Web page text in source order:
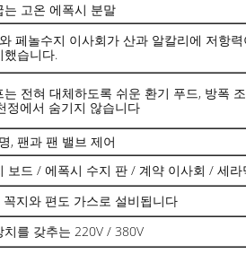
고온 에폭시 분말
페놀수지 이사회가 산과 알칼리에 저항
했습니다.
전혀 대체하도록 쉬운 환기 푸드, 방폭
정에서 숨기지 않습니다
, 팬과 팬 밸브 제어
보드 / 에폭시 수지 판 / 계약 이사회 / 세라
꼭지와 편도 가스로 설비됩니다
를 갖추는 220V / 380V